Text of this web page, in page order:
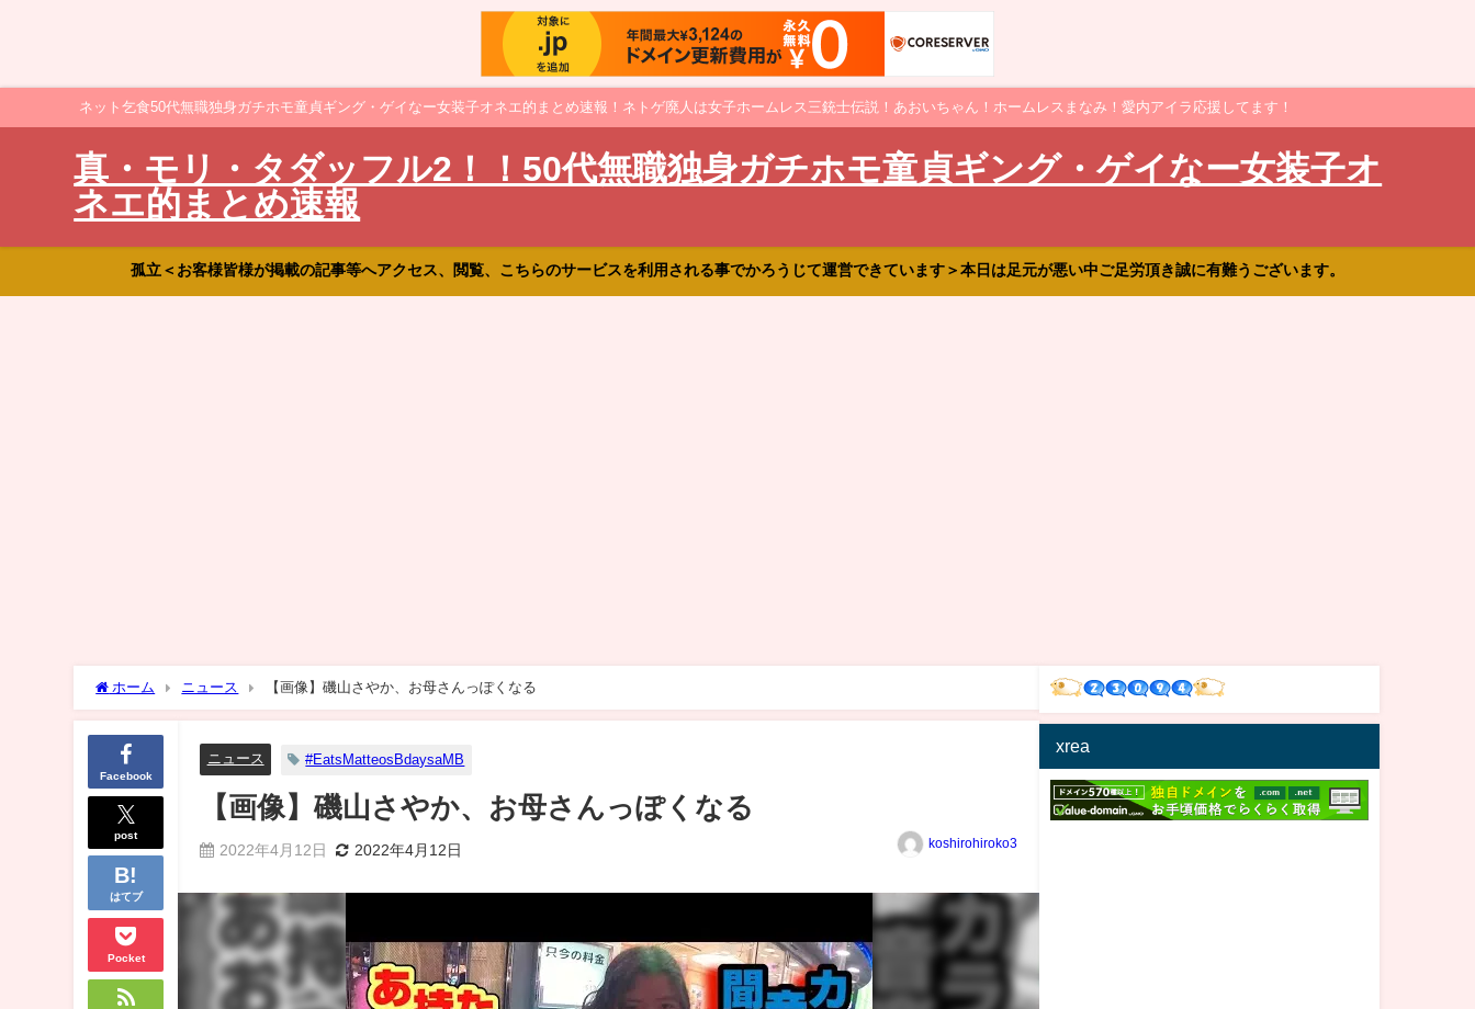
ネット乞食50代無職独身ガチホモ童貞ギング・ゲイなー女装子オネエ的まとめ速報！ネトゲ廃人は女子ホームレス三銃士伝説！あおいちゃん！ホームレスまなみ！愛内アイラ応援してます！
真・モリ・タダッフル2！！50代無職独身ガチホモ童貞ギング・ゲイなー女装子オ
ネエ的まとめ速報
孤立＜お客様皆様が掲載の記事等へアクセス、閲覧、こちらのサービスを利用される事でかろうじて運営できています＞本日は足元が悪い中ご足労頂き誠に有難うございます。
ホーム ニュース 【画像】磯山さやか、お母さんっぽくなる
Facebook
post
はてブ
Pocket
ニュース #EatsMatteosBdaysaMB
【画像】磯山さやか、お母さんっぽくなる
2022年4月12日 2022年4月12日 koshirohiroko3
xrea